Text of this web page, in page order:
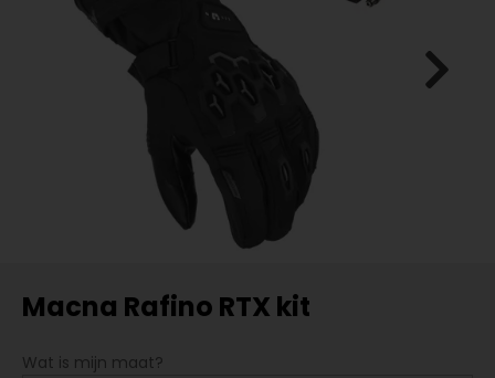
Macna Rafino RTX kit
Wat is mijn maat?